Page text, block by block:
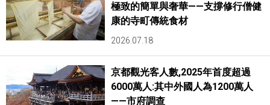
極致的簡單與奢華——支撐修行僧健
康的寺町傳統食材
2026.07.18
京都觀光客人數,2025年首度超過
6000萬人:其中外國人為1200萬人
——市府調查